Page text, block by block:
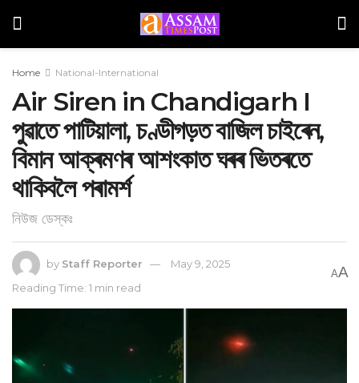
Home National-International
Air Siren in Chandigarh I
পুৱাতে পাটিয়ালা, চণ্ডীগড়ত বাজিল চাইৰেন,
বিমান আক্ৰমণৰ আশংকাত ঘৰৰ ভিতৰতে
থাকিবলৈ পৰামৰ্শ
নিউজ ডেস্কঃ
by Staff Reporter
May 9, 2025
Reading Time: 1 min read
AA